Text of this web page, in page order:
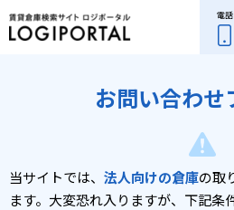
電話
お問い合わせ
当サイトでは、 法人向けの倉庫の取
ます。 大変恐れ入りますが、下記条